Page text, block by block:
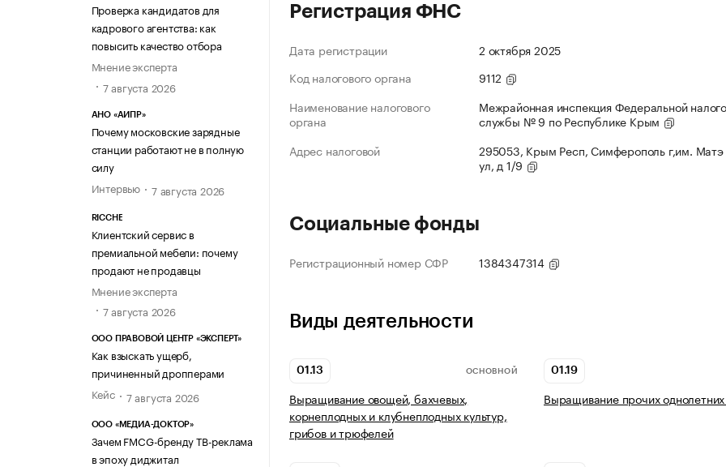
Проверка кандидатов для
кадрового агентства: как
повысить качество отбора
Мнение эксперта
7 августа 2026
АНО «АИПР»
Почему московские зарядные
станции работают не в полную
силу
Интервью
7 августа 2026
RICCHE
Клиентский сервис в
премиальной мебели: почему
продают не продавцы
Мнение эксперта
7 августа 2026
ООО ПРАВОВОЙ ЦЕНТР «ЭКСПЕРТ»
Как взыскать ущерб,
причиненный дропперами
Кейс
7 августа 2026
ООО «МЕДИА-ДОКТОР»
Зачем FMCG-бренду ТВ-реклама
в эпоху диджитал
Регистрация ФНС
Дата регистрации
2 октября 2025
Код налогового органа
9112
Наименование налогового
органа
Межрайонная инспекция Федеральной
службы № 9 по Республике Крым
Адрес налоговой
295053, Крым Респ, Симферополь г,им. Матэ
ул, д 1/9
Социальные фонды
Регистрационный номер СФР 1384347314
Виды деятельности
01.13 ОСНОВНОЙ
Выращивание овощей, бахчевых,
корнеплодных и клубнеплодных культур,
грибов и трюфелей
01.19
Выращивание прочих однолетних